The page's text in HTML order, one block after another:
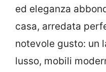
ed eleganza
casa, arredata
notevole gusto: un
lusso, mobili